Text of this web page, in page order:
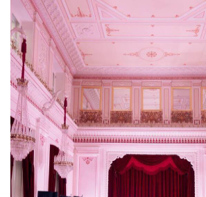
самому бренду — новая
посвящена «Русским
поэтому предложили
Дягилева.